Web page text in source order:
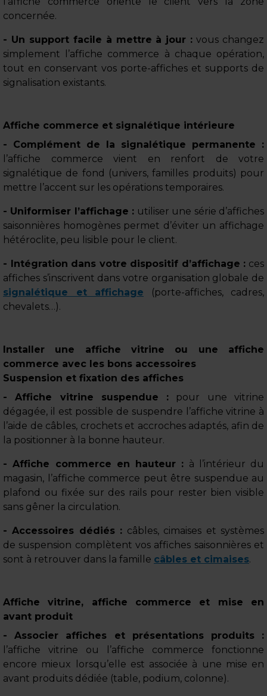
concernée.
- Un support facile à mettre à jour : vous changez
simplement l’affiche commerce à chaque opération,
tout en conservant vos porte-affiches et supports de
signalisation existants.
Affiche commerce et signalétique intérieure
- Complément de la signalétique permanente :
l’affiche commerce vient en renfort de votre
signalétique de fond (univers, familles produits) pour
mettre l’accent sur les opérations temporaires.
- Uniformiser l’affichage : utiliser une série d’affiches
saisonnières homogènes permet d’éviter un affichage
hétéroclite, peu lisible pour le client.
- Intégration dans votre dispositif d’affichage : ces
affiches s’inscrivent dans votre organisation globale de
signalétique et affichage (porte-affiches, cadres,
chevalets…).
Installer une affiche vitrine ou une affiche
commerce avec les bons accessoires
Suspension et fixation des affiches
- Affiche vitrine suspendue : pour une vitrine
dégagée, il est possible de suspendre l’affiche vitrine à
l’aide de câbles, crochets et accroches adaptés, afin de
la positionner à la bonne hauteur.
- Affiche commerce en hauteur : à l’intérieur du
magasin, l’affiche commerce peut être suspendue au
plafond ou fixée sur des rails pour rester bien visible
sans gêner la circulation.
- Accessoires dédiés : câbles, cimaises et systèmes
de suspension complètent vos affiches saisonnières et
sont à retrouver dans la famille câbles et cimaises.
Affiche vitrine, affiche commerce et mise en
avant produit
- Associer affiches et présentations produits :
l’affiche vitrine ou l’affiche commerce fonctionne
encore mieux lorsqu’elle est associée à une mise en
avant produits dédiée (table, podium, colonne).